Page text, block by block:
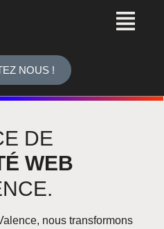
NOUS !
DE
WEB
.
nous transformons